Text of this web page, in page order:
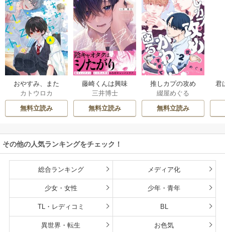
おやすみ、また
ね。ましろくん。
【電子限定漫画付
き】
カトウロカ
無料立読み
藤崎くんは興味
津々【コミックス
版】
三井博士
無料立読み
推しカプの攻め
が、かわいすぎて
困る
綴屋めぐる
無料立読み
君
その他の人気ランキングをチェック！
総合ランキング メディア化
少女・女性 少年・青年
TL・レディコミ BL
異世界・転生 お色気